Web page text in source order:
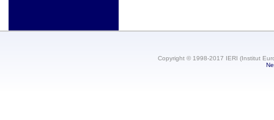
Copyright © 1998-2017 IERI (Institut